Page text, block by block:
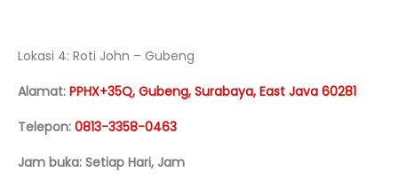
Lokasi 4: Roti John – Gubeng
Alamat: PPHX+35Q, Gubeng, Surabaya, East Java 60281
Telepon: 0813-3358-0463
Jam buka: Setiap Hari, Jam